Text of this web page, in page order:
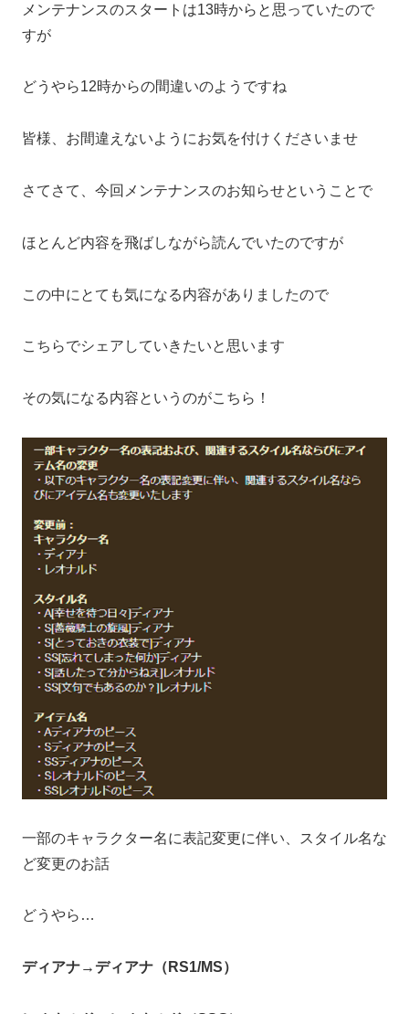
メンテナンスのスタートは13時からと思っていたので
すが
どうやら12時からの間違いのようですね
皆様、お間違えないようにお気を付けくださいませ
さてさて、今回メンテナンスのお知らせということで
ほとんど内容を飛ばしながら読んでいたのですが
この中にとても気になる内容がありましたので
こちらでシェアしていきたいと思います
その気になる内容というのがこちら！
一部のキャラクター名に表記変更に伴い、スタイル名な
ど変更のお話
どうやら…
ディアナ→ディアナ（RS1/MS）